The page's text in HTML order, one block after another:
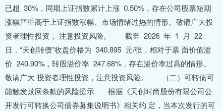
已超 30%，同期上证指数累计上涨 0.50%，存在公司股票短期
涨幅严重高于上证指数涨幅、市场情绪过热的情形。敬请广大投
资者理性投资， 注意投资风险。 截至 2026 年 1 月 22
日，“天创转债”收盘价格为 340.895 元/张，相对于票 面价值溢
价 240.90%，转股溢价率 247.68%，存在溢价率过高的情形。
敬请广大 投资者理性投资，注意投资风险。 （二）可转债可
能触发赎回条款的风险提示 根据《天创时尚股份有限公司公
开发行可转换公司债券募集说明书》相关约 定，当本次发行的可